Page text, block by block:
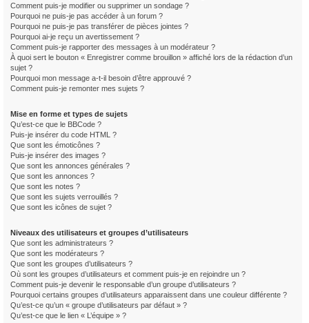
Comment puis-je modifier ou supprimer un sondage ?
Pourquoi ne puis-je pas accéder à un forum ?
Pourquoi ne puis-je pas transférer de pièces jointes ?
Pourquoi ai-je reçu un avertissement ?
Comment puis-je rapporter des messages à un modérateur ?
À quoi sert le bouton « Enregistrer comme brouillon » affiché lors de la rédaction d’un
sujet ?
Pourquoi mon message a-t-il besoin d’être approuvé ?
Comment puis-je remonter mes sujets ?
Mise en forme et types de sujets
Qu’est-ce que le BBCode ?
Puis-je insérer du code HTML ?
Que sont les émoticônes ?
Puis-je insérer des images ?
Que sont les annonces générales ?
Que sont les annonces ?
Que sont les notes ?
Que sont les sujets verrouillés ?
Que sont les icônes de sujet ?
Niveaux des utilisateurs et groupes d’utilisateurs
Que sont les administrateurs ?
Que sont les modérateurs ?
Que sont les groupes d’utilisateurs ?
Où sont les groupes d’utilisateurs et comment puis-je en rejoindre un ?
Comment puis-je devenir le responsable d’un groupe d’utilisateurs ?
Pourquoi certains groupes d’utilisateurs apparaissent dans une couleur différente ?
Qu’est-ce qu’un « groupe d’utilisateurs par défaut » ?
Qu’est-ce que le lien « L’équipe » ?